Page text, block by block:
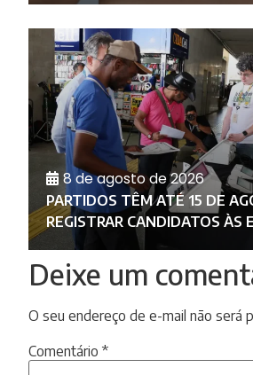
8 de agosto de 2026
PARTIDOS TÊM ATÉ 15 DE
REGISTRAR CANDIDATOS ÀS
Deixe um
O seu endereço de e-mail não será
Comentário *